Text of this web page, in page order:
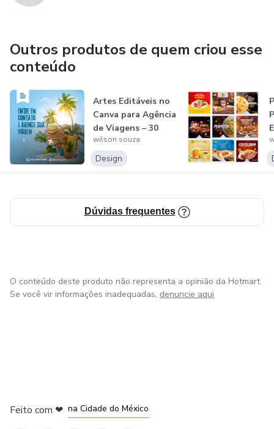
Outros produtos de quem criou esse
conteúdo
Artes Editáveis no
Canva para Agência
de Viagens – 30
Modelo...
wilson souza
Design
Dúvidas frequentes
O conteúdo deste produto não representa a opinião da Hotmart.
Se você vir informações inadequadas, denuncie aqui
Feito com ❤ na Cidade do México